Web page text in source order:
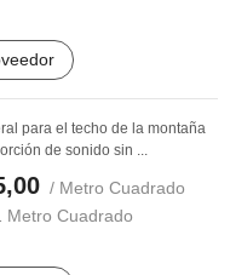
para el techo de la montaña
de sonido sin ...
/ Metro Cuadrado
Metro Cuadrado